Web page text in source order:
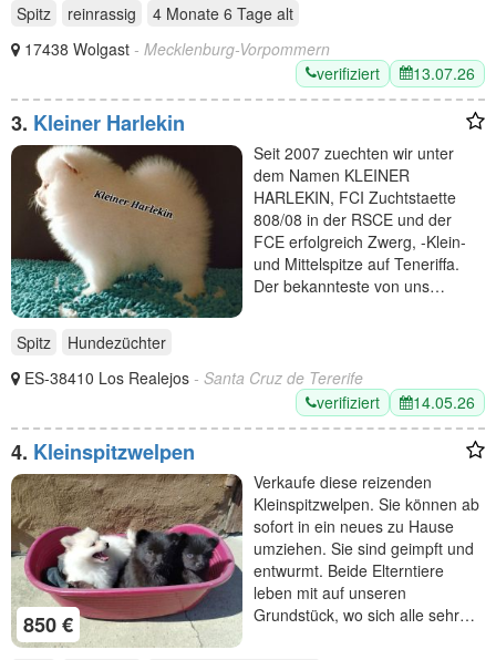
Spitz reinrassig 4 Monate 6 Tage alt
17438 Wolgast - Mecklenburg-Vorpommern
verifiziert
13.07.26
3. Kleiner Harlekin
Seit 2007 zuechten wir unter
dem Namen KLEINER
HARLEKIN, FCI Zuchtstaette
808/08 in der RSCE und der
FCE erfolgreich Zwerg, -Klein-
und Mittelspitze auf Teneriffa.
Der bekannteste von uns…
Spitz
Hundezüchter
ES-38410 Los Realejos - Santa Cruz de Tererife
verifiziert
14.05.26
4. Kleinspitzwelpen
850 €
Verkaufe diese reizenden
Kleinspitzwelpen. Sie können ab
sofort in ein neues zu Hause
umziehen. Sie sind geimpft und
entwurmt. Beide Elterntiere
leben mit auf unseren
Grundstück, wo sich alle sehr…